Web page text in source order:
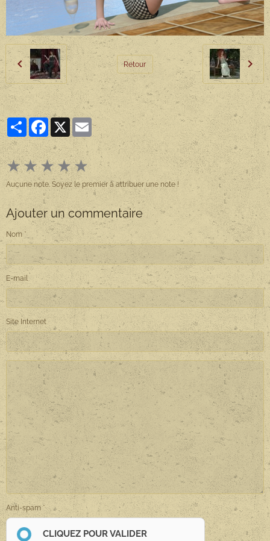
Retour
PartagerFacebook
X Email
★★★★★
Aucune note. Soyez le premier à attribuer une note !
Ajouter un commentaire
Nom
E-mail
Site Internet
Anti-spam
CLIQUEZ POUR VALIDER